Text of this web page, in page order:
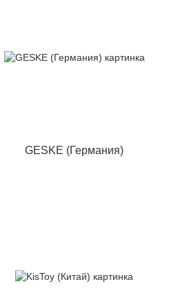
GESKE (Германия)